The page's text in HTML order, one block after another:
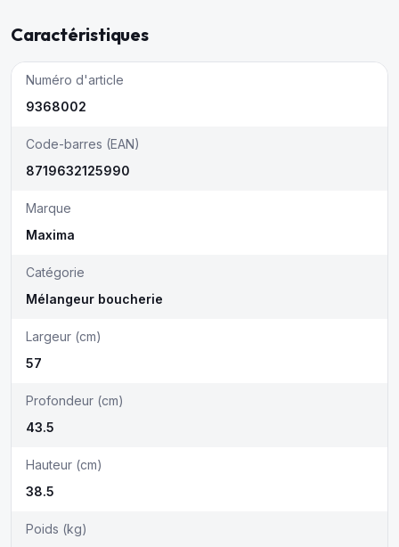
Caractéristiques
Numéro d'article
9368002
Code-barres (EAN)
8719632125990
Marque
Maxima
Catégorie
Mélangeur boucherie
Largeur (cm)
57
Profondeur (cm)
43.5
Hauteur (cm)
38.5
Poids (kg)